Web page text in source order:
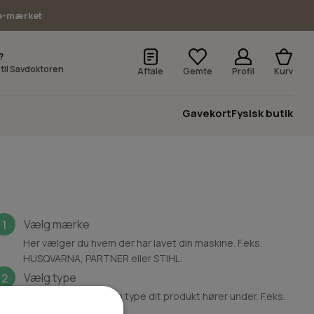
mærket
Savdoktoren
Aftale Gemte Profil Kurv
GavekortFysisk butik
1 Vælg mærke
Her vælger du hvem der har lavet din maskine. F.eks.
HUSQVARNA, PARTNER eller STIHL.
2 Vælg type
Her vælger du hvilken type dit produkt hører under. F.eks.